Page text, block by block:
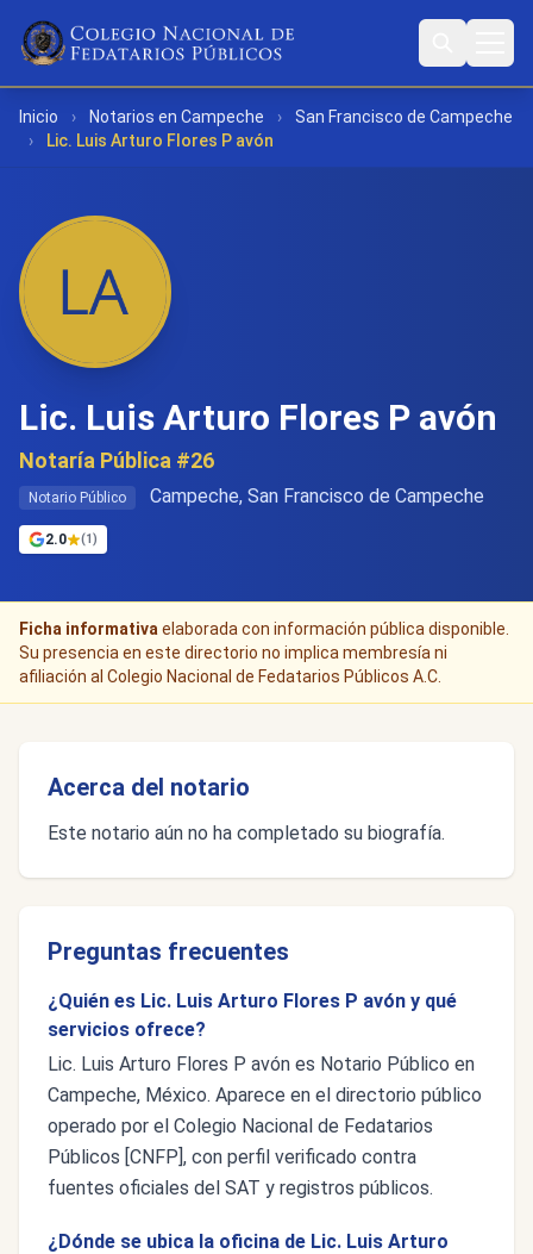
Inicio › Notarios en Campeche ›
San Francisco de Campeche
›
Lic. Luis Arturo Flores P avón
Lic. Luis Arturo Flores P avón
Notaría Pública #26
Notario Público Campeche, San Francisco de Campeche
2.0 (1)
Ficha informativa elaborada con información pública disponible.
Su presencia en este directorio no implica membresía ni
afiliación al Colegio Nacional de Fedatarios Públicos A.C.
Acerca del notario
Este notario aún no ha completado su biografía.
Preguntas frecuentes
¿Quién es Lic. Luis Arturo Flores P avón y qué
servicios ofrece?
Lic. Luis Arturo Flores P avón es Notario Público en
Campeche, México. Aparece en el directorio público
operado por el Colegio Nacional de Fedatarios
Públicos [CNFP], con perfil verificado contra
fuentes oficiales del SAT y registros públicos.
¿Dónde se ubica la oficina de Lic. Luis Arturo